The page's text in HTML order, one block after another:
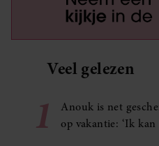
Veel gelezen
1
Anouk is net
op vakantie: ‘Ik